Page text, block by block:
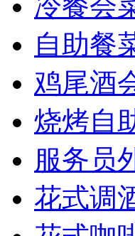
冷餐会
自助餐
鸡尾酒
烧烤自
服务员
花式调